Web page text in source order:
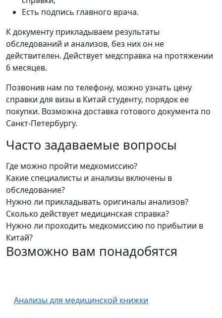
Есть подпись главного врача.
К документу прикладываем результаты
обследований и анализов, без них он не
действителен. Действует медсправка на протяжении
6 месяцев.
Позвонив нам по телефону, можно узнать цену
справки для визы в Китай студенту, порядок ее
покупки. Возможна доставка готового документа по
Санкт-Петербургу.
Часто задаваемые вопросы
Где можно пройти медкомиссию?
Какие специалисты и анализы включены в
обследование?
Нужно ли прикладывать оригиналы анализов?
Сколько действует медицинская справка?
Нужно ли проходить медкомиссию по прибытии в
Китай?
Возможно вам понадобятся
Анализы для медицинской книжки